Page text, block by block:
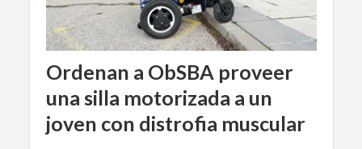
Ordenan a ObSBA proveer
una silla motorizada a un
joven con distrofia muscular